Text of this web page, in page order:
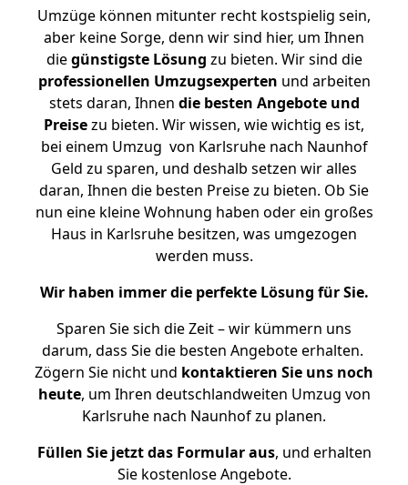
Umzüge können mitunter recht kostspielig sein,
aber keine Sorge, denn wir sind hier, um Ihnen
diegünstigste Lösung zu bieten. Wir sind die
professionellen Umzugsexperten und arbeiten
stets daran, Ihnen die besten Angebote und
Preisezu bieten. Wir wissen, wie wichtig es ist,
bei einem Umzug von Karlsruhe nach Naunhof
Geld zu sparen, und deshalb setzen wir alles
daran, Ihnen die besten Preise zu bieten. Ob Sie
nun eine kleine Wohnung haben oder ein großes
Haus in Karlsruhe besitzen, was umgezogen
werden muss.
Wir haben immer die perfekte Lösung für Sie.
Sparen Sie sich die Zeit – wir kümmern uns
darum, dass Sie die besten Angebote erhalten.
Zögern Sie nicht und kontaktieren Sie uns noch
heute, um Ihren deutschlandweiten Umzug von
Karlsruhe nach Naunhof zu planen.
Füllen Sie jetzt das Formular aus, und erhalten
Sie kostenlose Angebote.